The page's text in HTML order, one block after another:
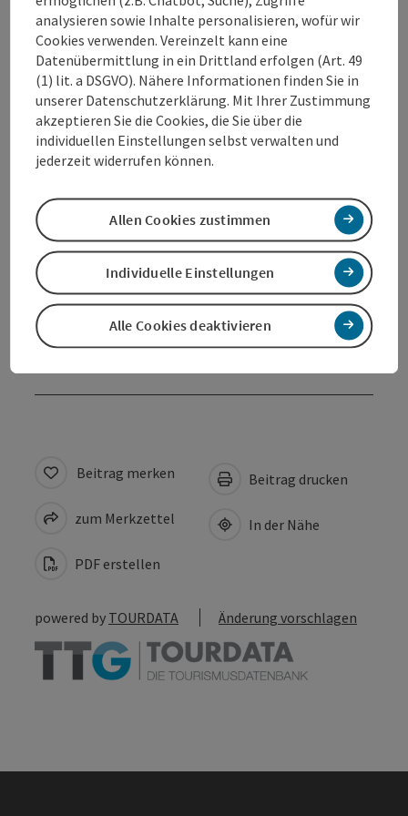
Kontakt
Öffnungszeiten
Anreise/Lage
Preise
Eignung
Beitrag merken
zum Merkzettel
PDF erstellen
Beitrag drucken
In der Nähe
powered by TOURDATA Änderung vorschlagen
analysieren sowie Inhalte personalisieren, wofür wir
Cookies verwenden. Vereinzelt kann eine
Datenübermittlung in ein Drittland erfolgen (Art. 49
(1) lit. a DSGVO). Nähere Informationen finden Sie in
unserer Datenschutzerklärung. Mit Ihrer Zustimmung
akzeptieren Sie die Cookies, die Sie über die
individuellen Einstellungen selbst verwalten und
jederzeit widerrufen können.
Alle Cookies deaktivieren
Individuelle Einstellungen
Allen Cookies zustimmen